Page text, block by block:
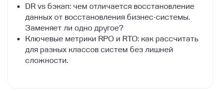
DR vs бэкап: чем отличается восстановление
данных от восстановления бизнес-системы.
Заменяет ли одно другое?
Ключевые метрики RPO и RTO: как рассчитать
для разных классов систем без лишней
сложности.